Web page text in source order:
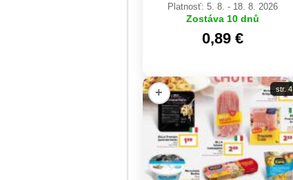
Platnosť: 5. 8. - 18. 8. 2026
Zostáva 10 dnů
0,89 €
+ str. 4